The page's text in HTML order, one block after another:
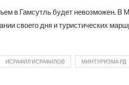
в Гамсутль будет невозможен. В
своего дня и туристических
ИСРАФИЛ ИСРАФИЛОВ МИНТУРИЗМА РД